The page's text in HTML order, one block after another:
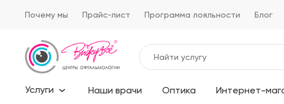
Почему мы Прайс-лист Программа лояльности Блог
Услуги Наши врачи Оптика Интернет-